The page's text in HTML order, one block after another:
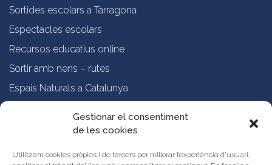
Gestionar el consentiment
de les cookies
Utilitzem cookies pròpies i de tercers per millorar l’experiència d’usuari,
Sortides escolars a Tarragona
Espectacles escolars
Recursos educatius online
Sortir amb nens – rutes
Espais Naturals a Catalunya
Qui som?